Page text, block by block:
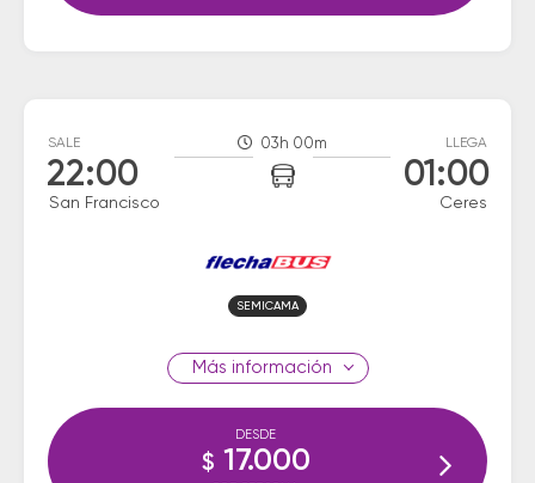
SALE
22:00
San Francisco
03h 00m LLEGA
01:00
Ceres
SEMICAMA
información
DESDE
$ 17.000